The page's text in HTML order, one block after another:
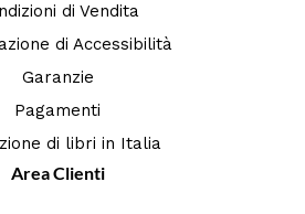
di Vendita
di Accessibilità
Garanzie
Pagamenti
di libri in Italia
Area Clienti